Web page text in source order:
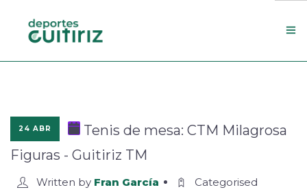
Actualidade
Contacto
Concello
24 ABR
Tenis de mesa: CTM Milagrosa
Figuras - Guitiriz TM
Written by Fran García Categorised